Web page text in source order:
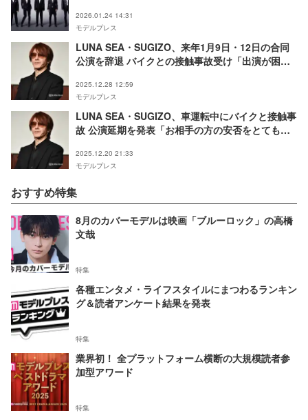
2026.01.24 14:31
モデルプレス
LUNA SEA・SUGIZO、来年1月9日・12日の合同
公演を辞退 バイクとの接触事故受け「出演が困
2025.12.28 12:59
モデルプレス
LUNA SEA・SUGIZO、車運転中にバイクと接触事
故 公演延期を発表「お相手の方の安否をとても心
2025.12.20 21:33
モデルプレス
おすすめ特集
8月のカバーモデルは映画「ブルーロック」の高橋
文哉
特集
各種エンタメ・ライフスタイルにまつわるランキン
グ＆読者アンケート結果を発表
特集
業界初！ 全プラットフォーム横断の大規模読者参
加型アワード
特集